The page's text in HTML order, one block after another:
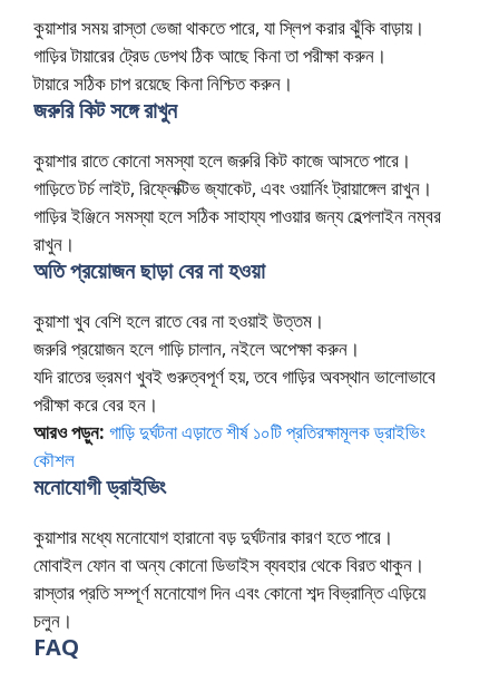
কুয়াশার সময় রাস্তা ভেজা থাকতে পারে, যা স্লিপ করার ঝুঁকি বাড়ায়।
গাড়ির টায়ারের ট্রেড ডেপথ ঠিক আছে কিনা তা পরীক্ষা করুন।
টায়ারে সঠিক চাপ রয়েছে কিনা নিশ্চিত করুন।
জরুরি কিট সঙ্গে রাখুন
কুয়াশার রাতে কোনো সমস্যা হলে জরুরি কিট কাজে আসতে পারে।
গাড়িতে টর্চ লাইট, রিফ্লেক্টিভ জ্যাকেট, এবং ওয়ার্নিং ট্রায়াঙ্গেল রাখুন।
গাড়ির ইঞ্জিনে সমস্যা হলে সঠিক সাহায্য পাওয়ার জন্য হেল্পলাইন নম্বর
রাখুন।
অতি প্রয়োজন ছাড়া বের না হওয়া
কুয়াশা খুব বেশি হলে রাতে বের না হওয়াই উত্তম।
জরুরি প্রয়োজন হলে গাড়ি চালান, নইলে অপেক্ষা করুন।
যদি রাতের ভ্রমণ খুবই গুরুত্বপূর্ণ হয়, তবে গাড়ির অবস্থান ভালোভাবে
পরীক্ষা করে বের হন।
আরও পড়ুন: গাড়ি দুর্ঘটনা এড়াতে শীর্ষ ১০টি প্রতিরক্ষামূলক ড্রাইভিং
কৌশল
মনোযোগী ড্রাইভিং
কুয়াশার মধ্যে মনোযোগ হারানো বড় দুর্ঘটনার কারণ হতে পারে।
মোবাইল ফোন বা অন্য কোনো ডিভাইস ব্যবহার থেকে বিরত থাকুন।
রাস্তার প্রতি সম্পূর্ণ মনোযোগ দিন এবং কোনো শব্দ বিভ্রান্তি এড়িয়ে
চলুন।
FAQ